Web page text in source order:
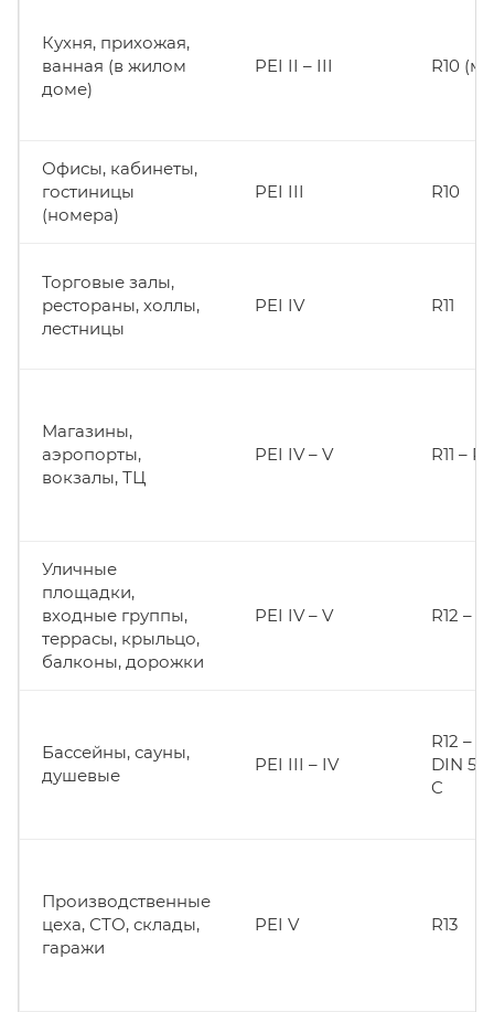
Кухня, прихожая,
ванная (в жилом
доме)
PEI II – III R10
Офисы, кабинеты,
гостиницы
(номера)
PEI III R10
Торговые залы,
рестораны, холлы,
лестницы
PEI IV R11
Магазины,
аэропорты,
вокзалы, ТЦ
PEI IV – V R11 –
Уличные
площадки,
входные группы,
террасы, крыльцо,
балконы, дорожки
PEI IV – V R12 –
Бассейны, сауны,
душевые
PEI III – IV
R12 –
DIN
C
Производственные
цеха, СТО, склады,
гаражи
PEI V R13